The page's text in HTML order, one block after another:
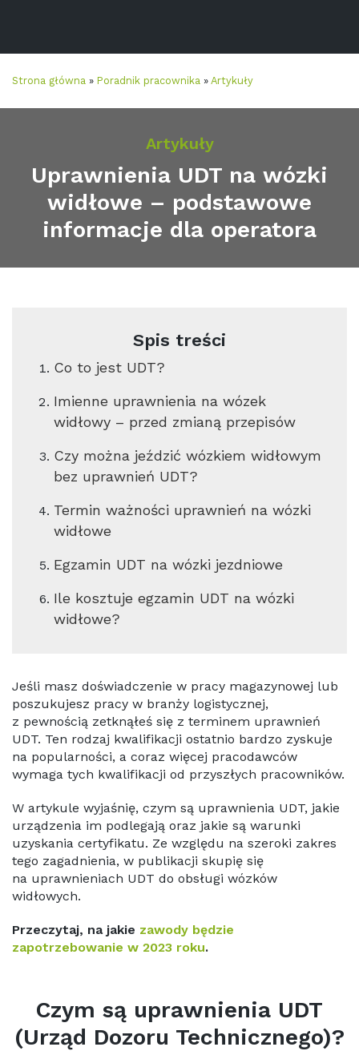
Strona główna » Poradnik pracownika » Artykuły
Artykuły
Uprawnienia UDT na wózki
widłowe – podstawowe
informacje dla operatora
Spis treści
Co to jest UDT?
Imienne uprawnienia na wózek
widłowy – przed zmianą przepisów
Czy można jeździć wózkiem widłowym
bez uprawnień UDT?
Termin ważności uprawnień na wózki
widłowe
Egzamin UDT na wózki jezdniowe
Ile kosztuje egzamin UDT na wózki
widłowe?
Jeśli masz doświadczenie w pracy magazynowej lub
poszukujesz pracy w branży logistycznej,
z pewnością zetknąłeś się z terminem uprawnień
UDT. Ten rodzaj kwalifikacji ostatnio bardzo zyskuje
na popularności, a coraz więcej pracodawców
wymaga tych kwalifikacji od przyszłych pracowników.
W artykule wyjaśnię, czym są uprawnienia UDT, jakie
urządzenia im podlegają oraz jakie są warunki
uzyskania certyfikatu. Ze względu na szeroki zakres
tego zagadnienia, w publikacji skupię się
na uprawnieniach UDT do obsługi wózków
widłowych.
Przeczytaj, na jakie zawody będzie
zapotrzebowanie w 2023 roku.
Czym są uprawnienia UDT
(Urząd Dozoru Technicznego)?